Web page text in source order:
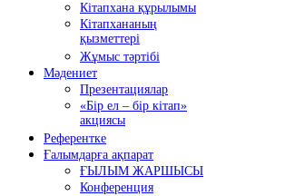
Кітапхана құрылымы
Кітапхананың
қызметтері
Жұмыс тәртібі
Мәдениет
Презентациялар
«Бір ел – бір кітап»
акциясы
Референтке
Ғалымдарға ақпарат
ҒЫЛЫМ ЖАРШЫСЫ
Конференция